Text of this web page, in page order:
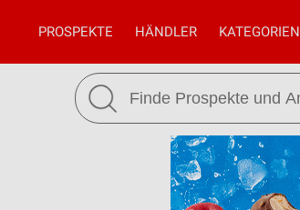
PROSPEKTE HÄNDLER KATEGORIEN